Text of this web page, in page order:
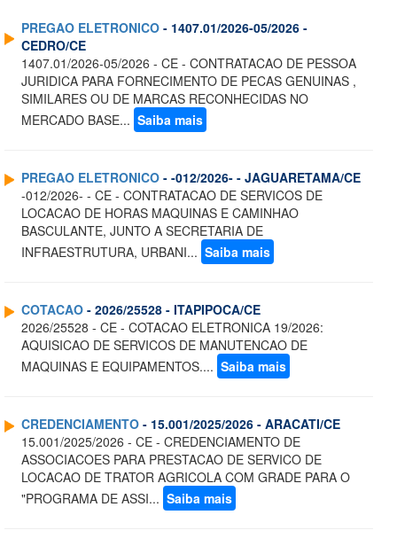
PREGAO ELETRONICO - 1407.01/2026-05/2026 -
CEDRO/CE
1407.01/2026-05/2026 - CE - CONTRATACAO DE PESSOA
JURIDICA PARA FORNECIMENTO DE PECAS GENUINAS ,
SIMILARES OU DE MARCAS RECONHECIDAS NO
MERCADO BASE... Saiba mais
PREGAO ELETRONICO - -012/2026- - JAGUARETAMA/CE
-012/2026- - CE - CONTRATACAO DE SERVICOS DE
LOCACAO DE HORAS MAQUINAS E CAMINHAO
BASCULANTE, JUNTO A SECRETARIA DE
INFRAESTRUTURA, URBANI... Saiba mais
COTACAO - 2026/25528 - ITAPIPOCA/CE
2026/25528 - CE - COTACAO ELETRONICA 19/2026:
AQUISICAO DE SERVICOS DE MANUTENCAO DE
MAQUINAS E EQUIPAMENTOS.... Saiba mais
CREDENCIAMENTO - 15.001/2025/2026 - ARACATI/CE
15.001/2025/2026 - CE - CREDENCIAMENTO DE
ASSOCIACOES PARA PRESTACAO DE SERVICO DE
LOCACAO DE TRATOR AGRICOLA COM GRADE PARA O
"PROGRAMA DE ASSI... Saiba mais